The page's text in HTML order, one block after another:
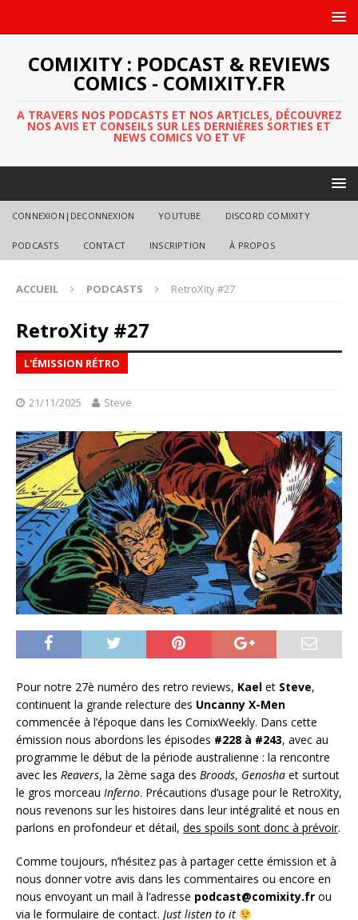
COMIXITY : PODCAST & REVIEWS
COMICS - COMIXITY.FR
A TRAVERS NOS PODCASTS ET NOS ARTICLES, DÉCOUVREZ
NOS AVIS ET CONSEILS SUR LES DERNIÈRES SORTIES ET
NEWS COMICS VO ET VF
CONNEXION|DECONNEXION YOUTUBE DISCORD COMIXITY
PODCASTS CONTACT INSCRIPTION À PROPOS
ACCUEIL PODCASTS RetroXity #27
RetroXity #27
L'ÉMISSION RÉTRO
21/11/2025 Steve
Pour notre 27è numéro des retro reviews, Kael et Steve,
continuent la grande relecture des Uncanny X-Men
commencée à l’époque dans les ComixWeekly. Dans cette
émission nous abordons les épisodes #228 à #243, avec au
programme le début de la période australienne : la rencontre
avec les Reavers, la 2ème saga des Broods, Genosha et surtout
le gros morceau Inferno. Précautions d’usage pour le RetroXity,
nous revenons sur les histoires dans leur intégralité et nous en
parlons en profondeur et détail, des spoils sont donc à prévoir.
Comme toujours, n’hésitez pas à partager cette émission et à
nous donner votre avis dans les commentaires ou encore en
nous envoyant un mail à l’adresse podcast@comixity.fr ou
via le formulaire de contact. Just listen to it